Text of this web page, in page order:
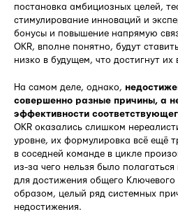
постановка амбициозных целей,
стимулирование инноваций и
бонусы и повышение напрямую
OKR, вполне понятно, будут
низко в будущем, что достигнут
На самом деле, однако,
совершенно разные причины, а
эффективности
OKR оказались слишком
уровне, их формулировка всё ещё
в соседней команде в цикле
из-за чего нельзя было
для достижения общего Ключевого
образом, целый ряд системных
недостижения.